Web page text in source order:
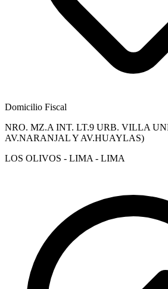
Domicilio Fiscal
NRO. MZ.A INT. LT.9 URB. VILLA
AV.NARANJAL Y AV.HUAYLAS)
LOS OLIVOS - LIMA - LIMA